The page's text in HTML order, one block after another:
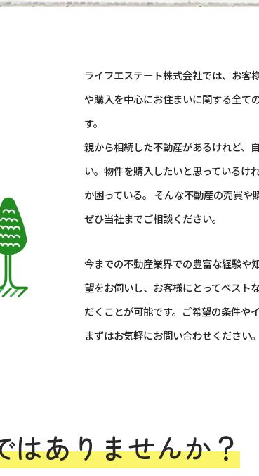
ライフエステート株式会社では、お客
や購入を中心にお住まいに関する全て
す。
親から相続した不動産があるけれど、
い。物件を購入したいと思っているけ
か困っている。 そんな不動産の売買や
ぜひ当社までご相談ください。
今までの不動産業界での豊富な経験や
望をお伺いし、お客様にとってベスト
だくことが可能です。ご希望の条件や
まずはお気軽にお問い合わせください。
はありませんか？